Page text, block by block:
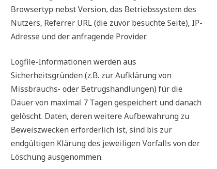
Browsertyp nebst Version, das Betriebssystem des
Nutzers, Referrer URL (die zuvor besuchte Seite), IP-
Adresse und der anfragende Provider.
Logfile-Informationen werden aus
Sicherheitsgründen (z.B. zur Aufklärung von
Missbrauchs- oder Betrugshandlungen) für die
Dauer von maximal 7 Tagen gespeichert und danach
gelöscht. Daten, deren weitere Aufbewahrung zu
Beweiszwecken erforderlich ist, sind bis zur
endgültigen Klärung des jeweiligen Vorfalls von der
Löschung ausgenommen.